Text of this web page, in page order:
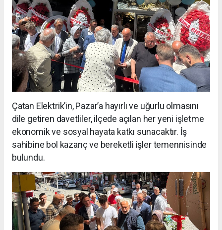
Çatan Elektrik’in, Pazar’a hayırlı ve uğurlu olmasını
dile getiren davetliler, ilçede açılan her yeni işletme
ekonomik ve sosyal hayata katkı sunacaktır. İş
sahibine bol kazanç ve bereketli işler temennisinde
bulundu.